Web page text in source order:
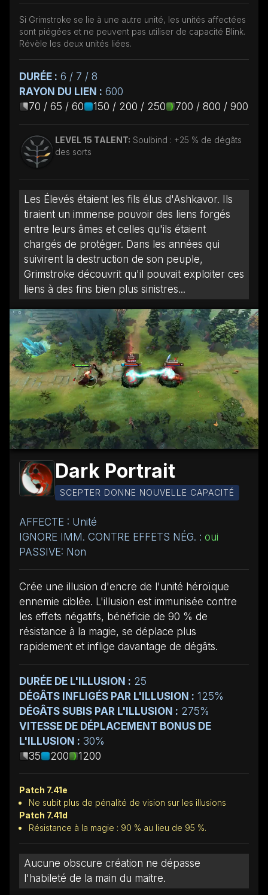
Si Grimstroke se lie à une autre unité, les unités affectées
sont piégées et ne peuvent pas utiliser de capacité Blink.
Révèle les deux unités liées.
DURÉE : 6 / 7 / 8
RAYON DU LIEN : 600
70 / 65 / 60
150 / 200 / 250 700 / 800 / 900
LEVEL 15 TALENT: Soulbind : +25 % de dégâts
des sorts
Les Élevés étaient les fils élus d'Ashkavor. Ils
tiraient un immense pouvoir des liens forgés
entre leurs âmes et celles qu'ils étaient
chargés de protéger. Dans les années qui
suivirent la destruction de son peuple,
Grimstroke découvrit qu'il pouvait exploiter ces
liens à des fins bien plus sinistres...
Dark Portrait
SCEPTER DONNE NOUVELLE CAPACITÉ
AFFECTE : Unité
IGNORE IMM. CONTRE EFFETS NÉG. : oui
PASSIVE: Non
Crée une illusion d'encre de l'unité héroïque
ennemie ciblée. L'illusion est immunisée contre
les effets négatifs, bénéficie de 90 % de
résistance à la magie, se déplace plus
rapidement et inflige davantage de dégâts.
DURÉE DE L'ILLUSION : 25
DÉGÂTS INFLIGÉS PAR L'ILLUSION : 125%
DÉGÂTS SUBIS PAR L'ILLUSION : 275%
VITESSE DE DÉPLACEMENT BONUS DE
L'ILLUSION : 30%
35
200 1200
Patch 7.41e
Ne subit plus de pénalité de vision sur les illusions
Patch 7.41d
Résistance à la magie : 90 % au lieu de 95 %.
Aucune obscure création ne dépasse
l'habileté de la main du maitre.